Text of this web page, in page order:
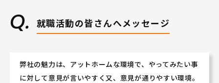
就職活動の皆さんへメッセージ
弊社の魅力は、アットホームな環境で、やってみたい事
に対して意見が言いやすく又、意見が通りやすい環境。